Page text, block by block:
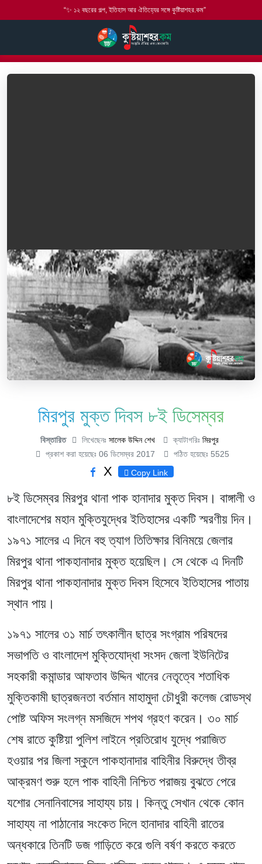
“✨ ১২ বছরের গল্প, ইতিহাস আর ঐতিহ্যের সঙ্গে কুষ্টিয়াশহর.কম”
মিরপুর মুক্ত দিবস ৮ই ডিসেম্বর
মিরপুর মুক্ত দিবস ৮ই ডিসেম্বর
বিস্তারিত লিখেছেনঃ সালেক উদ্দিন শেখ ক্যাটাগরিঃ মিরপুর
প্রকাশ করা হয়েছেঃ 06 ডিসেম্বর 2017
পঠিত হয়েছেঃ 5525
X Copy Link
৮ই ডিসেম্বর মিরপুর থানা পাক হানাদার মুক্ত দিবস। বাঙ্গালী ও
বাংলাদেশের মহান মুক্তিযুদ্ধের ইতিহাসের একটি স্মরণীয় দিন।
১৯৭১ সালের এ দিনে বহু ত্যাগ তিতিক্ষার বিনিময়ে জেলার
মিরপুর থানা পাকহানাদার মুক্ত হয়েছিল। সে থেকে এ দিনটি
মিরপুর থানা পাকহানাদার মুক্ত দিবস হিসেবে ইতিহাসের পাতায়
স্থান পায়।
১৯৭১ সালের ৩১ মার্চ তৎকালীন ছাত্র সংগ্রাম পরিষদের
সভাপতি ও বাংলাদেশ মুক্তিযোদ্ধা সংসদ জেলা ইউনিটের
সহকারী কমান্ডার আফতাব উদ্দিন খানের নেতৃত্বে শতাধিক
মুক্তিকামী ছাত্রজনতা বর্তমান মাহামুদা চৌধুরী কলেজ রোডস্থ
পোষ্ট অফিস সংলগ্ন মসজিদে শপথ গ্রহণ করেন। ৩০ মার্চ
শেষ রাতে কুষ্টিয়া পুলিশ লাইনে প্রতিরোধ যুদ্ধে পরাজিত
হওয়ার পর জিলা স্কুলে পাকহানাদার বাহিনীর বিরুদ্ধে তীব্র
আক্রমণ শুরু হলে পাক বাহিনী নিশ্চিত পরাজয় বুঝতে পেরে
যশোর সেনানিবাসের সাহায্য চায়। কিন্তু সেখান থেকে কোন
সাহায্য না পাঠানোর সংকেত দিলে হানাদার বাহিনী রাতের
অন্ধকারে তিনটি ডজ গাড়িতে করে গুলি বর্ষণ করতে করতে